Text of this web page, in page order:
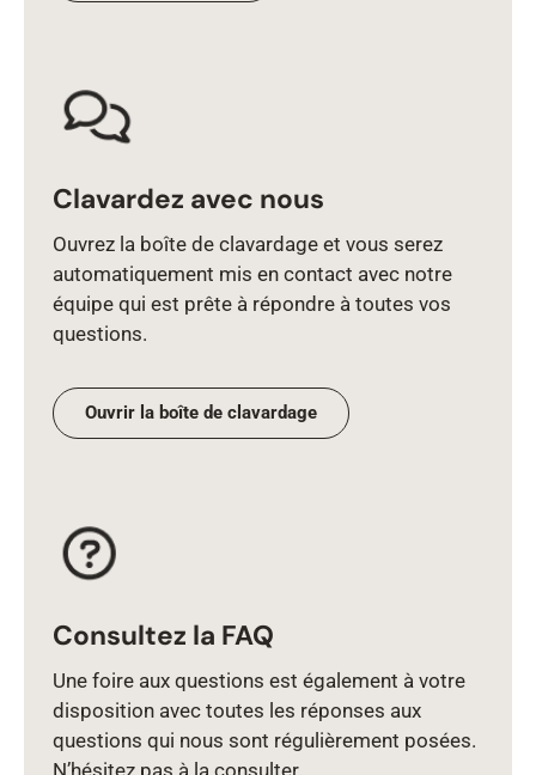
Clavardez avec nous
Ouvrez la boîte de clavardage et vous serez
automatiquement mis en contact avec notre
équipe qui est prête à répondre à toutes vos
questions.
Ouvrir la boîte de clavardage
Consultez la FAQ
Une foire aux questions est également à votre
disposition avec toutes les réponses aux
questions qui nous sont régulièrement posées.